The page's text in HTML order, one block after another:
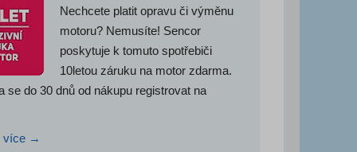
Nechcete platit opravu či výměnu
motoru? Nemusíte! Sencor
poskytuje k tomuto spotřebiči
10letou záruku na motor zdarma.
se do 30 dnů od nákupu registrovat na
více →